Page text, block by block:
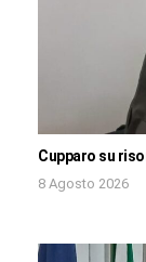
Cupparo su
8 Agosto 2026